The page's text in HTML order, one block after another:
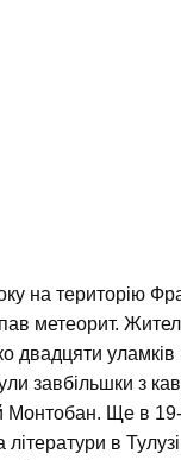
на територію
метеорит.
двадцяти
завбільшки з
Ще в 19-
в